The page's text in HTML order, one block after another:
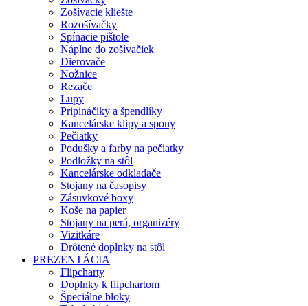
Zošívacie kliešte
Rozošívačky
Spínacie pištole
Náplne do zošívačiek
Dierovače
Nožnice
Rezače
Lupy
Pripináčiky a špendlíky
Kancelárske klipy a spony
Pečiatky
Podušky a farby na pečiatky
Podložky na stôl
Kancelárske odkladače
Stojany na časopisy
Zásuvkové boxy
Koše na papier
Stojany na perá, organizéry
Vizitkáre
Drôtené doplnky na stôl
PREZENTÁCIA
Flipcharty
Doplnky k flipchartom
Špeciálne bloky